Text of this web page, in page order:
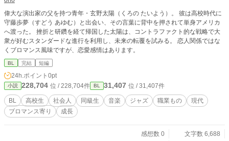
偉大な演出家の父を持つ青年・玄野太陽（くろの たいよう）。 彼は高校時代に
守藤歩夢（すどう あゆむ）と出会い、その言葉に背中を押されて単身アメリカ
へ渡った。 挫折と研鑽を経て帰国した太陽は、コントラファクト的な戦略で大
衆が好むスタンダードな進行を利用し、未来の転覆を試みる。 恋人関係ではな
くブロマンス風味ですが、恋愛感情はあります。
BL 完結 短編
24h.ポイント 0pt
小説 228,704 位 / 228,704件 BL 31,407 位 / 31,407件
BL 高校生 社会人 同級生 音楽 ジャズ 職業もの
現代
ブロマンス寄り
成長
感想数 0
文字数 6,688